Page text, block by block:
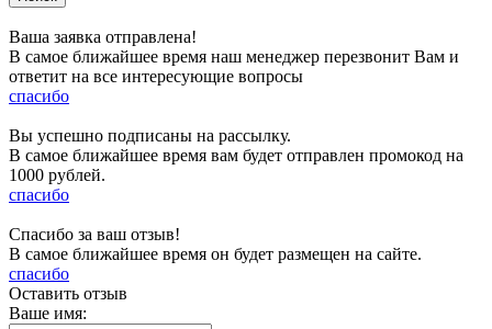
Ваша заявка отправлена!
В самое ближайшее время наш менеджер перезвонит Вам и
ответит на все интересующие вопросы
спасибо
Вы успешно подписаны на рассылку.
В самое ближайшее время вам будет отправлен промокод на
1000 рублей.
спасибо
Спасибо за ваш отзыв!
В самое ближайшее время он будет размещен на сайте.
спасибо
Оставить отзыв
Ваше имя: